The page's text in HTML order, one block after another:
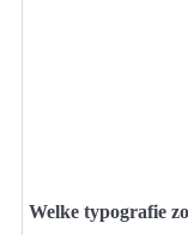
Welke typografie